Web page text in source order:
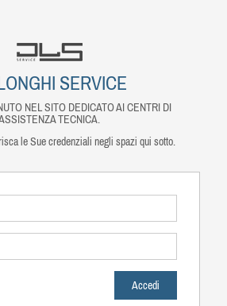
SERVICE
NEL SITO DEDICATO AI CENTRI DI
TECNICA.
le Sue credenziali negli spazi qui sotto.